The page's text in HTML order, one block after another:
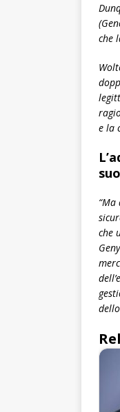
che
e la
che